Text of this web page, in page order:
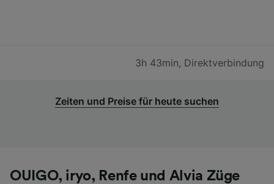
3h 43min, Direktverbindung
Zeiten und Preise für heute suchen
OUIGO, iryo, Renfe und Alvia Züge